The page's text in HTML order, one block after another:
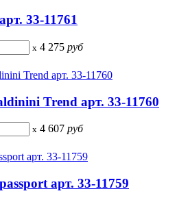
33-11761
x 4 275 руб
Trend арт. 33-11760
x 4 607 руб
арт. 33-11759